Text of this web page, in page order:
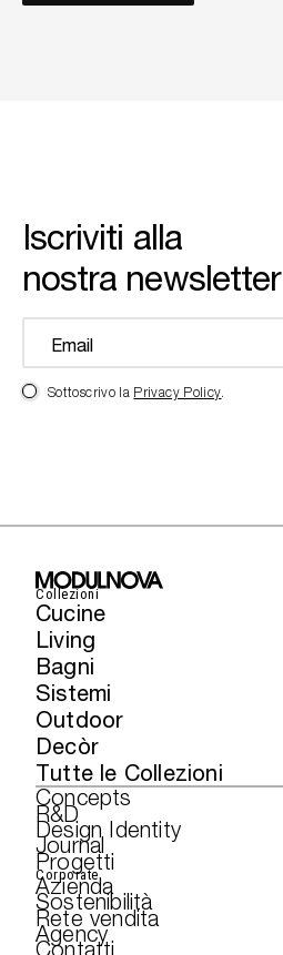
Iscriviti alla
nostra newsletter
Sottoscrivo la Privacy Policy.
Collezioni
Cucine
Living
Bagni
Sistemi
Outdoor
Decòr
Tutte le Collezioni
Concepts
R&D
Design Identity
Journal
Progetti
Corporate
Azienda
Sostenibilità
Rete vendita
Agency